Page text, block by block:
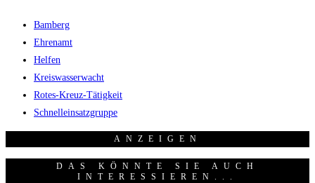
Bamberg
Ehrenamt
Helfen
Kreiswasserwacht
Rotes-Kreuz-Tätigkeit
Schnelleinsatzgruppe
ANZEI­GEN
DAS KÖNNTE SIE AUCH
INTERESSIEREN...